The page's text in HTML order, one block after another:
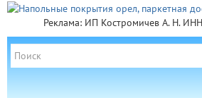
Реклама: ИП Костромичев А. Н.